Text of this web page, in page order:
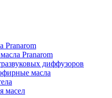
Pranarom
Pranarom
диффузоров
масла
масел